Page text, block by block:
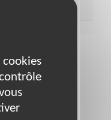
requise : nous
bienveillance et
et de
pourrait
la
cookies